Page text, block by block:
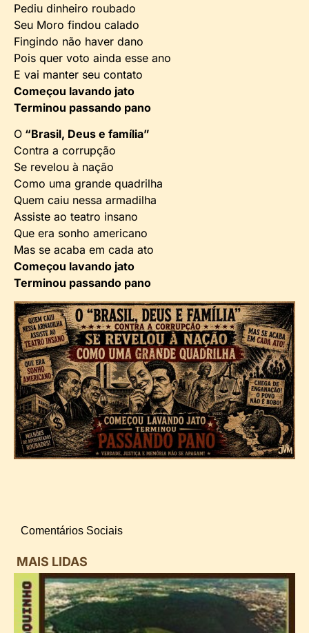
Pediu dinheiro roubado
Seu Moro findou calado
Fingindo não haver dano
Pois quer voto ainda esse ano
E vai manter seu contato
Começou lavando jato
Terminou passando pano
O “Brasil, Deus e família”
Contra a corrupção
Se revelou à nação
Como uma grande quadrilha
Quem caiu nessa armadilha
Assiste ao teatro insano
Que era sonho americano
Mas se acaba em cada ato
Começou lavando jato
Terminou passando pano
Comentários Sociais
MAIS LIDAS